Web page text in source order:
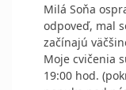
Milá Soňa
odpoveď, mal
začínajú
Moje cvičenia
19:00 hod.